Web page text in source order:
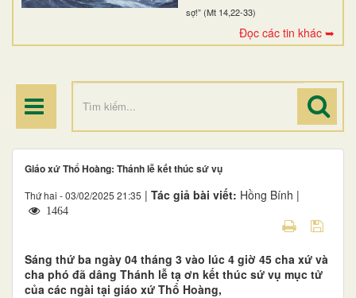
sợ!” (Mt 14,22-33)
Đọc các tin khác ➥
ĐIỂM HÀNH HƯƠNG
Giáo xứ Thổ Hoàng: Thánh lễ kết thúc sứ vụ
Thứ hai - 03/02/2025 21:35 | Tác giả bài viết: Hồng Bính |
1464
Sáng thứ ba ngày 04 tháng 3 vào lúc 4 giờ 45 cha xứ và
cha phó đã dâng Thánh lễ tạ ơn kết thúc sứ vụ mục tử
của các ngài tại giáo xứ Thổ Hoàng,